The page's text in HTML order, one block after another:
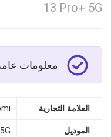
13 Pro+ 5G
معلومات
العلامة التجارية
الموديل